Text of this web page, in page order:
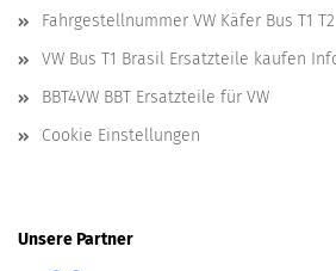
Fahrgestellnummer VW Käfer Bus T1 T2
VW Bus T1 Brasil Ersatzteile kaufen
BBT4VW BBT Ersatzteile für VW
Cookie Einstellungen
Unsere Partner